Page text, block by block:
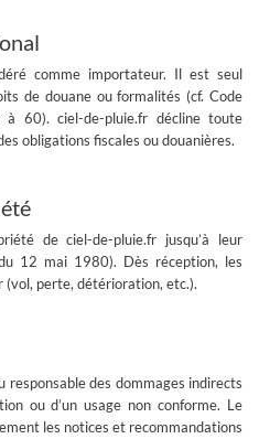
comme importateur. Il est seul
de douane ou formalités (cf. Code
à 60). ciel-de-pluie.fr décline toute
obligations fiscales ou douanières.
de ciel-de-pluie.fr jusqu’à leur
12 mai 1980). Dès réception, les
(vol, perte, détérioration, etc.).
des dommages indirects
ou d’un usage non conforme. Le
les notices et recommandations